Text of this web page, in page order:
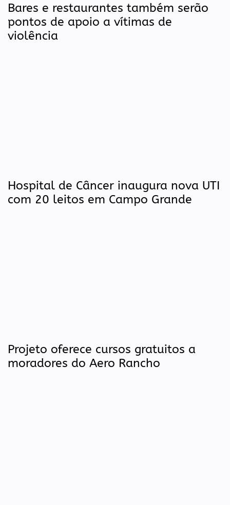
Bares e restaurantes também serão
pontos de apoio a vítimas de
violência
Hospital de Câncer inaugura nova UTI
com 20 leitos em Campo Grande
Projeto oferece cursos gratuitos a
moradores do Aero Rancho